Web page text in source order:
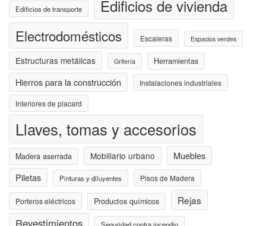
Edificios de transporte Edificios de vivienda
Electrodomésticos Escaleras Espacios verdes
Estructuras metálicas Grifería Herramientas
Hierros para la construcción Instalaciones industriales
Interiores de placard
Llaves, tomas y accesorios
Madera aserrada Mobiliario urbano
Muebles
Piletas
Pinturas y diluyentes Pisos de Madera
Porteros eléctricos Productos químicos Rejas
Revestimientos Seguridad contra incendio